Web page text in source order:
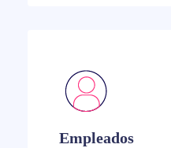
Empleados